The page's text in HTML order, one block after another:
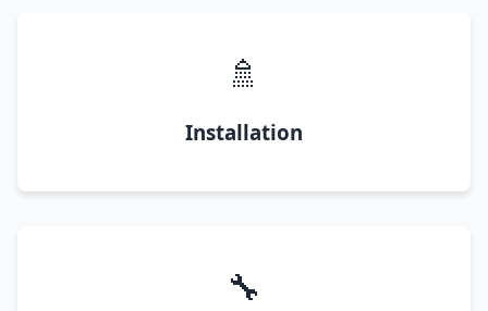
🚿
Installation
🔧